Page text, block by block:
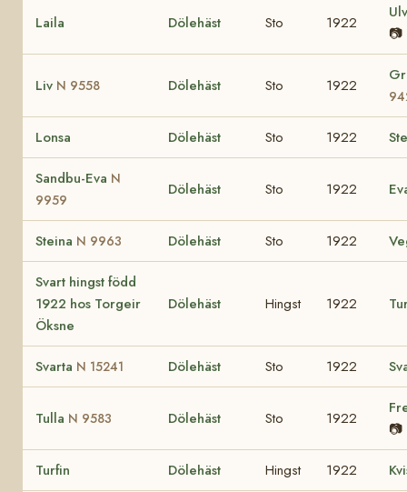
Laila Dölehäst Sto 1922
📷
Liv N 9558 Dölehäst Sto 1922
Lonsa Dölehäst Sto 1922
Sandbu-Eva N
9959
Dölehäst Sto 1922
Steina N 9963 Dölehäst Sto 1922
Svart hingst född
1922 hos Torgeir
Öksne
Dölehäst Hingst 1922
Svarta N 15241 Dölehäst Sto 1922
Tulla N 9583 Dölehäst Sto 1922
📷
Turfin Dölehäst Hingst 1922